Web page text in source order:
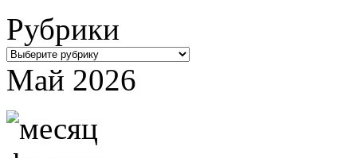
Рубрики
Рубрики
Май 2026